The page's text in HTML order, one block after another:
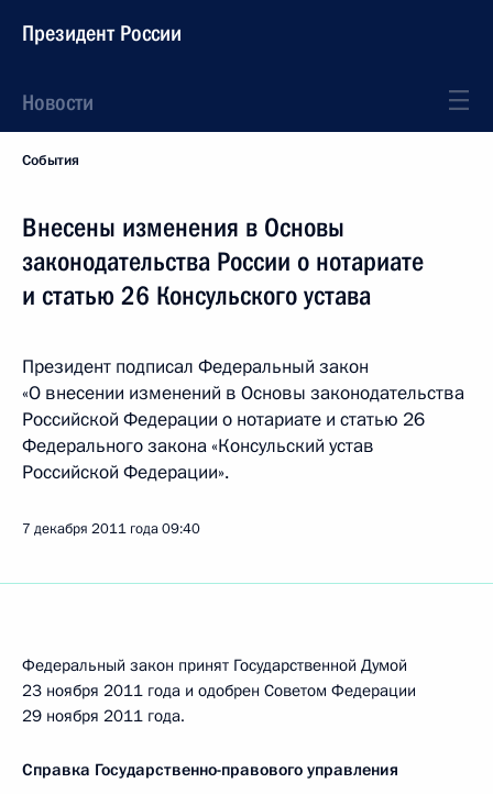
Президент России
Новости
События
Внесены изменения в Основы
законодательства России о нотариате
и статью 26 Консульского устава
Президент подписал Федеральный закон
«О внесении изменений в Основы законодательства
Российской Федерации о нотариате и статью 26
Федерального закона «Консульский устав
Российской Федерации».
7 декабря 2011 года09:40
Федеральный закон принят Государственной Думой
23 ноября 2011 года и одобрен Советом Федерации
29 ноября 2011 года.
Справка Государственно-правового управления